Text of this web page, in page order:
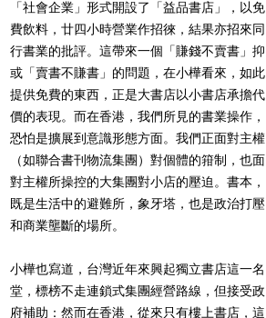
「社會企業」形式開設了「益品書店」，以免
費飲料，廿四小時營業作招徠，結果亦招來同
行書業的批評。這帶來一個「賺錢不賣書」抑
或「賣書不賺書」的問題，在小樺看來，如此
提供免費的東西，正是大書店以小書店承擔代
價的表現。而在香港，我們所見的書業操作，
恐怕是擴展到意識形態方面。我們正面對主權
（如聯合書刊物流集團）對個體的箝制，也面
對主權所操控的大集團對小店的壓迫。書本，
既是生活中的避難所，象牙塔，也是政治打壓
和商業壟斷的場所。
小樺也寫道，台灣近年來興起獨立書店這一名
堂，標榜不走連鎖式集團經營路線，但接受政
府補助：然而在香港，從來只有樓上書店，這